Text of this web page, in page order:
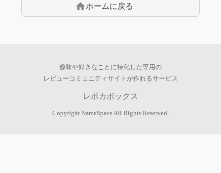
homeホームに戻る
趣味や好きなことに特化した専用の
レビューコミュニティサイトが作れるサービス
レポカボックス
Copyright NameSpaceAll Rights Reserved.